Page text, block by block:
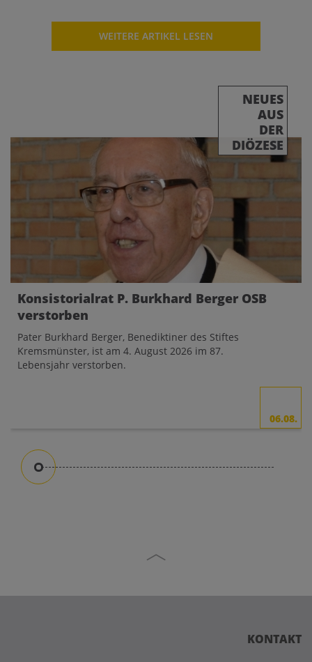
WEITERE ARTIKEL LESEN
NEUES
AUS
DER
DIÖZESE
Konsistorialrat P. Burkhard Berger OSB
verstorben
Pater Burkhard Berger, Benediktiner des Stiftes
Kremsmünster, ist am 4. August 2026 im 87.
Lebensjahr verstorben.
06.08.
KONTAKT